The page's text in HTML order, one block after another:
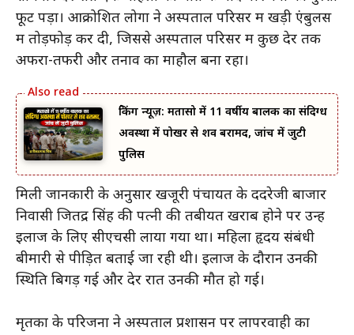
फूट पड़ा। आक्रोशित लोगों ने अस्पताल परिसर में खड़ी एंबुलेंस
में तोड़फोड़ कर दी, जिससे अस्पताल परिसर में कुछ देर तक
अफरा-तफरी और तनाव का माहौल बना रहा।
ब्रेकिंग न्यूज़: मतासो में 11 वर्षीय बालक का संदिग्ध
अवस्था में पोखर से शव बरामद, जांच में जुटी
पुलिस
मिली जानकारी के अनुसार खजूरी पंचायत के ददरेजी बाजार
निवासी जितेंद्र सिंह की पत्नी की तबीयत खराब होने पर उन्हें
इलाज के लिए सीएचसी लाया गया था। महिला हृदय संबंधी
बीमारी से पीड़ित बताई जा रही थी। इलाज के दौरान उनकी
स्थिति बिगड़ गई और देर रात उनकी मौत हो गई।
मृतका के परिजनों ने अस्पताल प्रशासन पर लापरवाही का